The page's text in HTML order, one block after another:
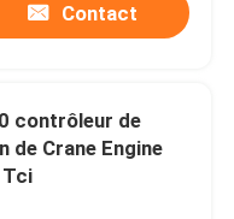
Contact
contrôleur de
de Crane Engine
Tci